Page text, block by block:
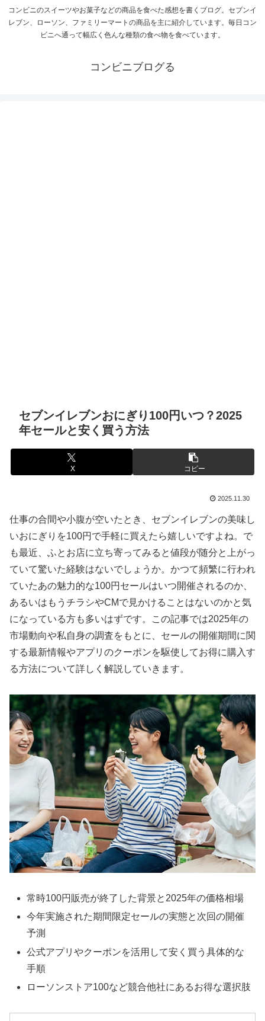
コンビニのスイーツやお菓子などの商品を食べた感想を書くブログ。セブンイ
レブン、ローソン、ファミリーマートの商品を主に紹介しています。毎日コン
ビニへ通って幅広く色んな種類の食べ物を食べています。
コンビニブログる
セブンイレブンおにぎり100円いつ？2025
年セールと安く買う方法
X コピー
2025.11.30
仕事の合間や小腹が空いたとき、セブンイレブンの美味し
いおにぎりを100円で手軽に買えたら嬉しいですよね。で
も最近、ふとお店に立ち寄ってみると値段が随分と上がっ
ていて驚いた経験はないでしょうか。かつて頻繁に行われ
ていたあの魅力的な100円セールはいつ開催されるのか、
あるいはもうチラシやCMで見かけることはないのかと気
になっている方も多いはずです。この記事では2025年の
市場動向や私自身の調査をもとに、セールの開催期間に関
する最新情報やアプリのクーポンを駆使してお得に購入す
る方法について詳しく解説していきます。
常時100円販売が終了した背景と2025年の価格相場
今年実施された期間限定セールの実態と次回の開催
予測
公式アプリやクーポンを活用して安く買う具体的な
手順
ローソンストア100など競合他社にあるお得な選択肢